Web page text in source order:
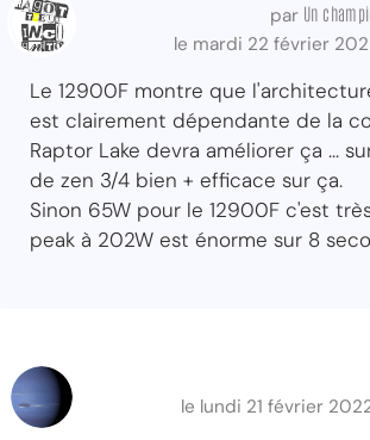
par Un
le mardi 22 février
Le 12900F montre que
est clairement dépendante de la
Raptor Lake devra améliorer ça ...
de zen 3/4 bien + efficace sur ça.
Sinon 65W pour le 12900F c'est
peak à 202W est énorme sur 8
le lundi 21 février